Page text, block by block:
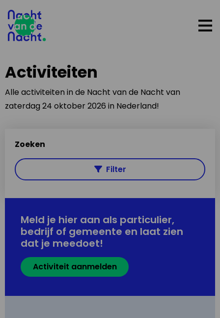
Activiteiten
Alle activiteiten in de Nacht van de Nacht van
zaterdag 24 oktober 2026 in Nederland!
Zoeken
Filter
Meld je hier aan als particulier,
bedrijf of gemeente en laat zien
dat je meedoet!
Activiteit aanmelden